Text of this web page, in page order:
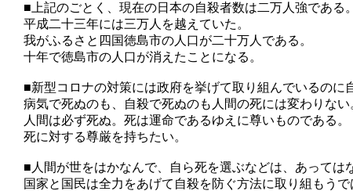
■上記のごとく、現在の日本の自殺者数は二万人強である。
平成二十三年には三万人を越えていた。
我がふるさと四国徳島市の人口が二十万人である。
十年で徳島市の人口が消えたことになる。
■新型コロナの対策には政府を挙げて取り組んでいるのに
病気で死ぬのも、自殺で死ぬのも人間の死には変わりない
人間は必ず死ぬ。死は運命であるゆえに尊いものである。
死に対する尊厳を持ちたい。
■人間が世をはかなんで、自ら死を選ぶなどは、あっては
国家と国民は全力をあげて自殺を防ぐ方法に取り組もうで